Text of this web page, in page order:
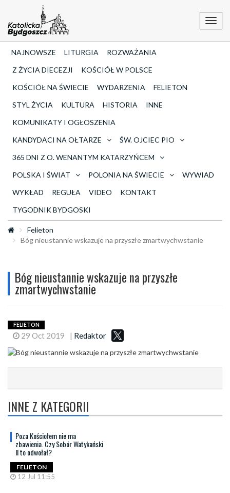
NAJNOWSZE LITURGIA
ROZWAŻANIA
Z ŻYCIA DIECEZJI
KOŚCIÓŁ W POLSCE
KOŚCIÓŁ NA ŚWIECIE
WYDARZENIA
FELIETON
STYL ŻYCIA
KULTURA HISTORIA
INNE
KOMUNIKATY I OGŁOSZENIA
KANDYDACI NA OŁTARZE
ŚW. OJCIEC PIO
365 DNI Z O. WENANTYM KATARZYŃCEM
POLSKA I ŚWIAT
POLONIA NA ŚWIECIE
WYWIAD
WYKŁAD
REGUŁA VIDEO
KONTAKT
TYGODNIK BYDGOSKI
Felieton
Bóg nieustannie wskazuje na przyszłe zmartwychwstanie
Bóg nieustannie wskazuje na przyszłe
zmartwychwstanie
FELIETON
29 Oct 2019 | Redaktor
INNE Z KATEGORII
Poza Kościołem nie ma
zbawienia. Czy Sobór Watykański
II to odwołał?
FELIETON
12 Jul 11:55